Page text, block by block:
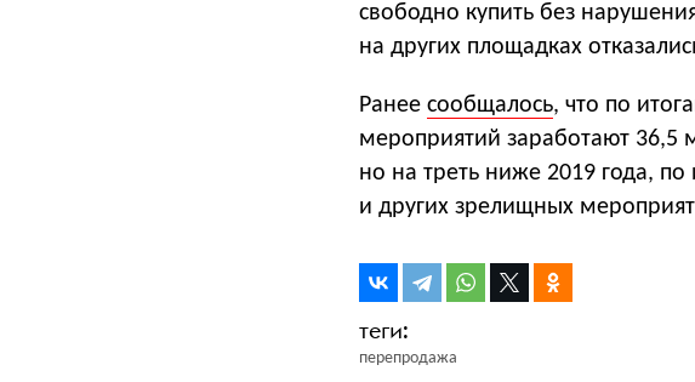
свободно купить без
на других площадках
Ранее сообщалось, что по
мероприятий заработают
но на треть ниже 2019 года,
и других зрелищных
перепродажа